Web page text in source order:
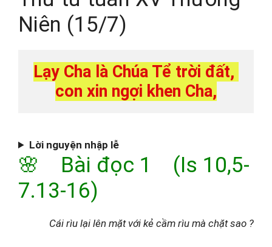
Niên (15/7)
Lạy Cha là Chúa Tể trời đất,
con xin ngợi khen Cha,
Lời nguyện nhập lễ
🌸 Bài đọc 1 (Is 10,5-
7.13-16)
Cái rìu lại lên mặt với kẻ cầm rìu mà chặt sao ?